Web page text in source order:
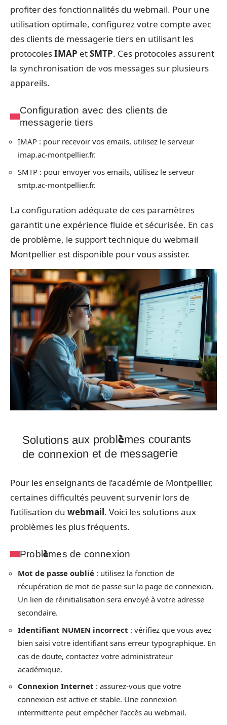
profiter des fonctionnalités du webmail. Pour une
utilisation optimale, configurez votre compte avec
des clients de messagerie tiers en utilisant les
protocolesIMAP etSMTP. Ces protocoles assurent
la synchronisation de vos messages sur plusieurs
appareils.
Configuration avec des clients de
messagerie tiers
IMAP : pour recevoir vos emails, utilisez le serveur
imap.ac-montpellier.fr.
SMTP : pour envoyer vos emails, utilisez le serveur
smtp.ac-montpellier.fr.
La configuration adéquate de ces paramètres
garantit une expérience fluide et sécurisée. En cas
de problème, le support technique du webmail
Montpellier est disponible pour vous assister.
Solutions aux problèmes courants
de connexion et de messagerie
Pour les enseignants de l’académie de Montpellier,
certaines difficultés peuvent survenir lors de
l’utilisation du webmail. Voici les solutions aux
problèmes les plus fréquents.
Problèmes de connexion
Mot de passe oublié : utilisez la fonction de
récupération de mot de passe sur la page de connexion.
Un lien de réinitialisation sera envoyé à votre adresse
secondaire.
Identifiant NUMEN incorrect : vérifiez que vous avez
bien saisi votre identifiant sans erreur typographique. En
cas de doute, contactez votre administrateur
académique.
Connexion Internet : assurez-vous que votre
connexion est active et stable. Une connexion
intermittente peut empêcher l’accès au webmail.